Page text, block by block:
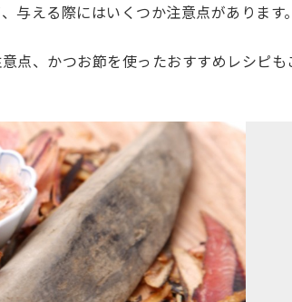
与える際にはいくつか注意点があります。
点、かつお節を使ったおすすめレシピも